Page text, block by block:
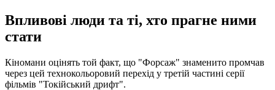
Впливові люди та ті, хто прагне ними
стати
Кіномани оцінять той факт, що "Форсаж" знаменито промчав
через цей технокольоровий перехід у третій частині серії
фільмів "Токійський дрифт".